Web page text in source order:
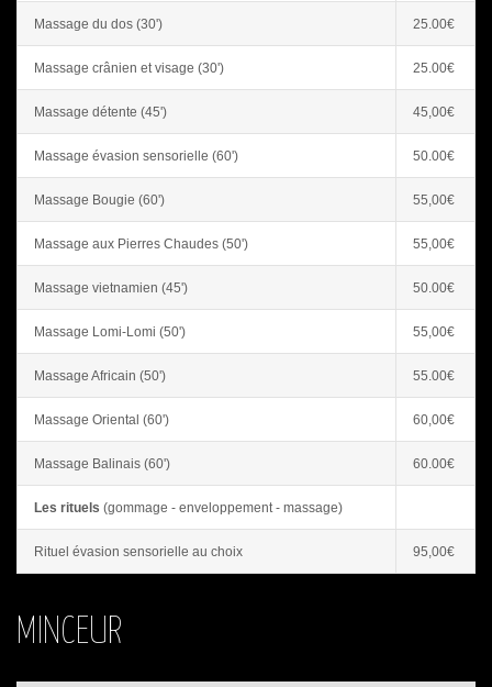
Massage du dos (30') 25.00€
Massage crânien et visage (30') 25.00€
Massage détente (45') 45,00€
Massage évasion sensorielle (60') 50.00€
Massage Bougie (60') 55,00€
Massage aux Pierres Chaudes (50') 55,00€
Massage vietnamien (45') 50.00€
Massage Lomi-Lomi (50') 55,00€
Massage Africain (50') 55.00€
Massage Oriental (60') 60,00€
Massage Balinais (60') 60.00€
Les rituels (gommage - enveloppement - massage)
Rituel évasion sensorielle au choix 95,00€
MINCEUR